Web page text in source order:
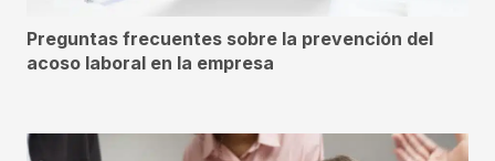
Preguntas frecuentes sobre la prevención del
acoso laboral en la empresa